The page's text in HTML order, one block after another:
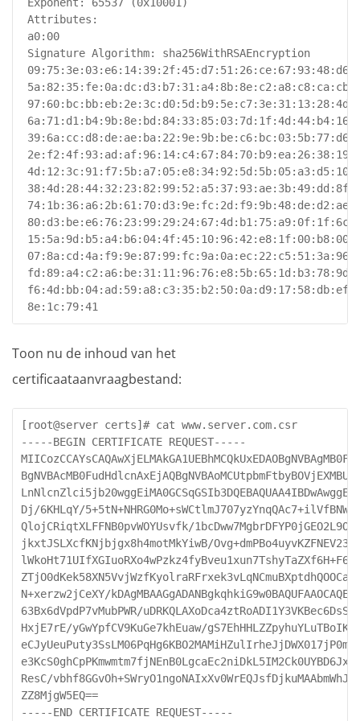
Attributes:
a0:00
Signature Algorithm: sha256WithRSAEncryption
8e:1c:79:41
Toon nu de inhoud van het
certificaataanvraagbestand:
[root@server certs]# cat www.server.com.csr
-----BEGIN CERTIFICATE REQUEST-----
Dj/6KHLqY/
QlojCRiqtXLFFNB0pvWOYUsvfk/
jkxtJSLXcfKNjbjgx8h4motMkYiwB/
N+xerzw2jCeXY/
63Bx6dVpdP7vMubPWR/
HxjE7rE/yGwYpfCV9KuGe7khEuaw/
ResC/
ZZ8MjgW5EQ==
-----END CERTIFICATE REQUEST-----